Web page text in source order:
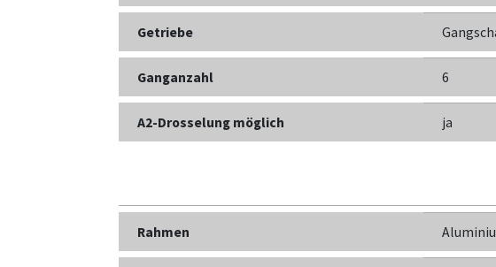
Getriebe
Ganganzahl 6
A2-Drosselung möglich ja
Rahmen